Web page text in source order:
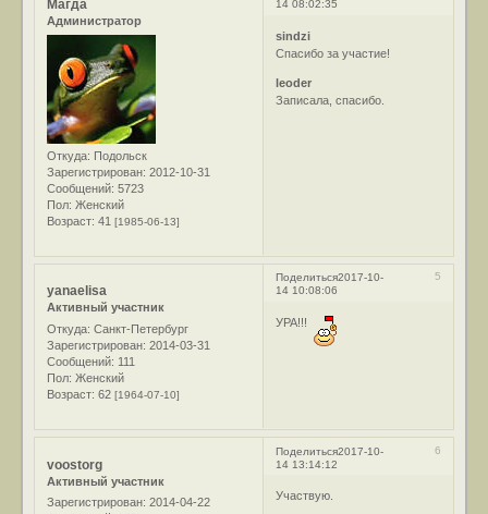
14 08:02:35
Магда
Администратор
Откуда: Подольск
Зарегистрирован: 2012-10-31
Сообщений: 5723
Пол: Женский
Возраст: 41[1985-06-13]
sindzi
Спасибо за участие!
leoder
Записала, спасибо.
Поделиться 5
2017-10-
14 10:08:06
yanaelisa
Активный участник
Откуда: Санкт-Петербург
Зарегистрирован: 2014-03-31
Сообщений: 111
Пол: Женский
Возраст: 62[1964-07-10]
УРА!!!
Поделиться 6
2017-10-
14 13:14:12
voostorg
Активный участник
Зарегистрирован: 2014-04-22
Участвую.